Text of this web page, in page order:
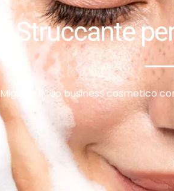
Struccante
Migliora il tuo business cosmetico